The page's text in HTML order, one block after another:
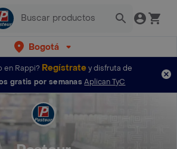
Bogotá
en Rappi? Regístratey disfruta de
gratis por semanas Aplican TyC